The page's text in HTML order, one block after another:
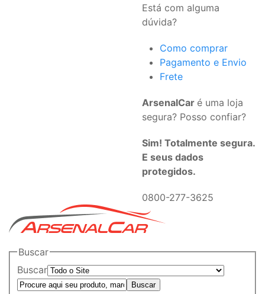
Está com alguma
dúvida?
Como comprar
Pagamento e Envio
Frete
ArsenalCar é uma loja
segura? Posso confiar?
Sim! Totalmente segura.
E seus dados
protegidos.
0800-277-3625
Buscar
Buscar